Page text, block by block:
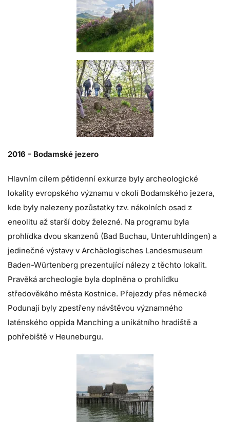
2016 - Bodamské jezero
Hlavním cílem pětidenní exkurze byly archeologické
lokality evropského významu v okolí Bodamského jezera,
kde byly nalezeny pozůstatky tzv. nákolních osad z
eneolitu až starší doby železné. Na programu byla
prohlídka dvou skanzenů (Bad Buchau, Unteruhldingen) a
jedinečné výstavy v Archäologisches Landesmuseum
Baden-Würtenberg prezentující nálezy z těchto lokalit.
Pravěká archeologie byla doplněna o prohlídku
středověkého města Kostnice. Přejezdy přes německé
Podunají byly zpestřeny návštěvou významného
laténského oppida Manching a unikátního hradiště a
pohřebiště v Heuneburgu.